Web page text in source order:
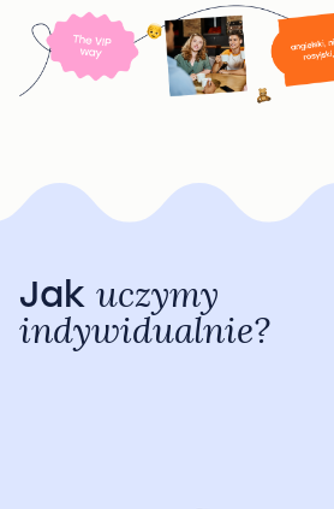
Jak uczymy
indywidualnie?